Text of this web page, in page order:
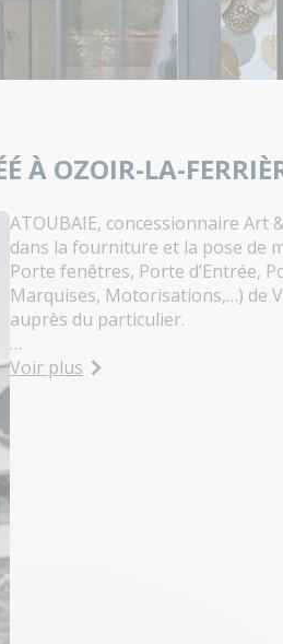
À OZOIR-LA-
ATOUBAIE, concessionnaire Art
dans la fourniture et la pose de
Porte fenêtres, Porte d’Entrée,
Marquises, Motorisations,…) de
auprès du particulier.
ATOUBAIE est Certifiée RGE et
Voir plus